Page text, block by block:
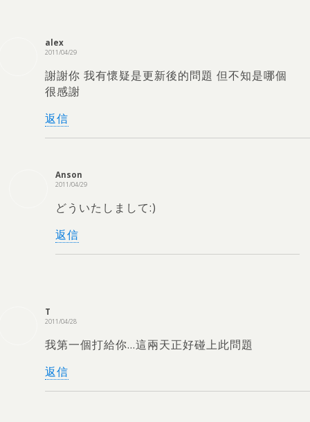
alex
2011/04/29
謝謝你 我有懷疑是更新後的問題 但不知是哪個
很感謝
返信
Anson
2011/04/29
どういたしまして:)
返信
T
2011/04/28
我第一個打給你…這兩天正好碰上此問題
返信